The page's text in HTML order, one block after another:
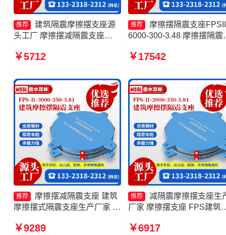
推荐
建筑隔震摩擦摆支座源
头工厂 摩擦摆减隔震支座
擦摆支座源头工厂 建筑摩擦摆
￥5712
推荐
摩擦摆隔震支座
6000-300-3.48 摩擦摆隔震
厂家 摩擦摆支座定制 摩擦
头工厂
￥17542
推荐
摩擦摆减隔震支座 建筑
摩擦摆式隔震支座生产厂家 摩
支座FPSII-5000-400-4.11源
￥9289
推荐
减隔震摩擦摆支座生
厂家 摩擦摆支座 FPS建筑
FPSII-4000-300-3.48源头
￥6917